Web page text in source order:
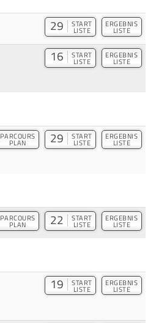
29 START
LISTE
ERGEBNIS
LISTE
16 START
LISTE
ERGEBNIS
LISTE
PARCOURS
PLAN 29 START
LISTE
ERGEBNIS
LISTE
PARCOURS
PLAN 22 START
LISTE
ERGEBNIS
LISTE
19 START
LISTE
ERGEBNIS
LISTE